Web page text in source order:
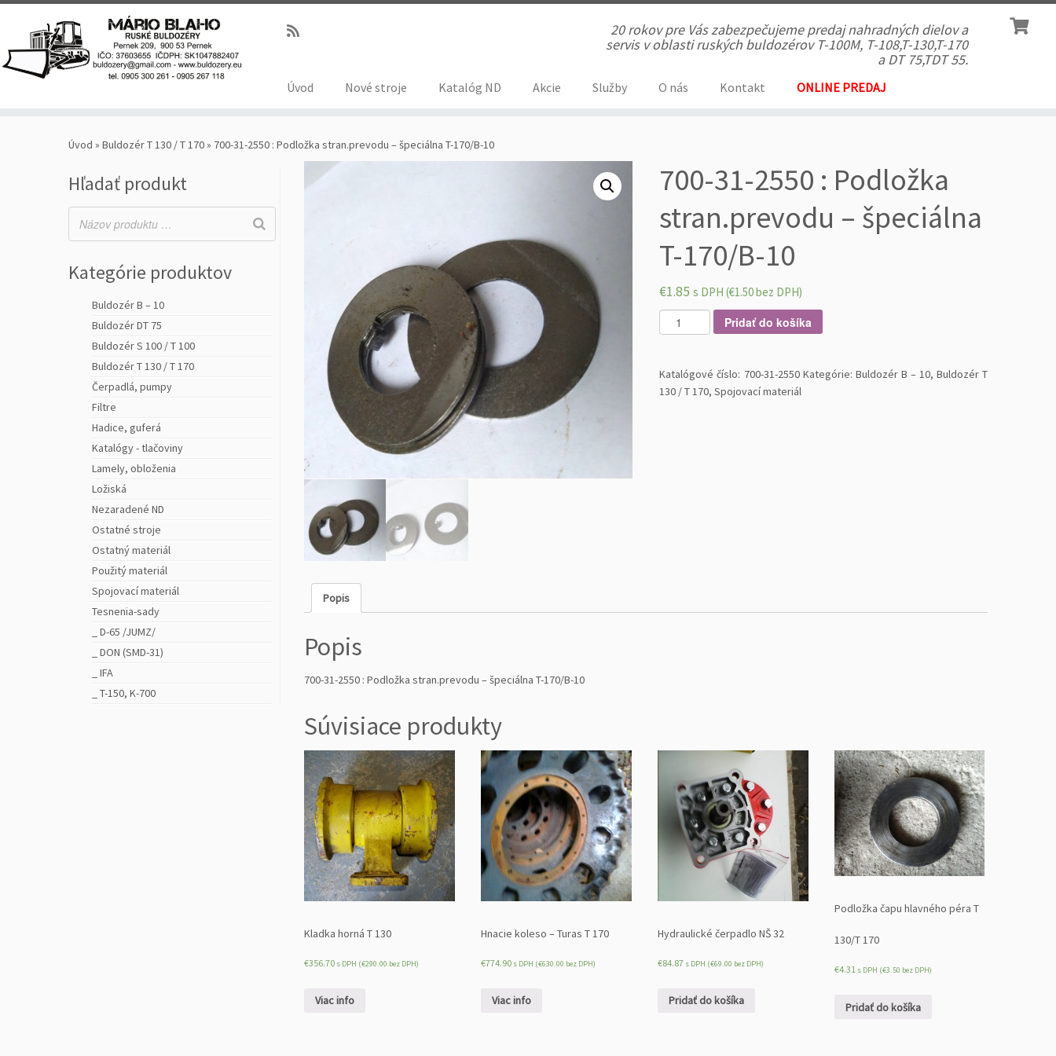
20 rokov pre Vás zabezpečujeme predaj nahradných dielov a
servis v oblasti ruských buldozérov T-100M, T-108,T-130,T-170
a DT 75,TDT 55.
Úvod Nové stroje Katalóg ND Akcie Služby O nás Kontakt ONLINE PREDAJ
Úvod » Buldozér T 130 / T 170» 700-31-2550 : Podložka stran.prevodu – špeciálna T-170/B-10
Hľadať produkt
Kategórie produktov
Buldozér B – 10
Buldozér DT 75
Buldozér S 100 / T 100
Buldozér T 130 / T 170
Čerpadlá, pumpy
Filtre
Hadice, guferá
Katalógy - tlačoviny
Lamely, obloženia
Ložiská
Nezaradené ND
Ostatné stroje
Ostatný materiál
Použitý materiál
Spojovací materiál
Tesnenia-sady
_ D-65 /JUMZ/
_ DON (SMD-31)
_ IFA
_ T-150, K-700
700-31-2550 : Podložka
stran.prevodu – špeciálna
T-170/B-10
€1.85 s DPH (€1.50bez DPH)
n
ž
s
5
ž
r
v
o
Pridať do košíka
Katalógové číslo: 700-31-2550 Kategórie: Buldozér B – 10, Buldozér T
130 / T 170,Spojovací materiál
Popis
Popis
700-31-2550 : Podložka stran.prevodu – špeciálna T-170/B-10
Súvisiace produkty
Kladka horná T 130
€356.70 s DPH (€290.00 bez DPH)
Viac info
Hnacie koleso – Turas T 170
€774.90 s DPH (€630.00 bez DPH)
Viac info
Hydraulické čerpadlo NŠ 32
€84.87 s DPH (€69.00 bez DPH)
Pridať do košíka
Podložka čapu hlavného péra T
130/T 170
€4.31 s DPH (€3.50 bez DPH)
Pridať do košíka